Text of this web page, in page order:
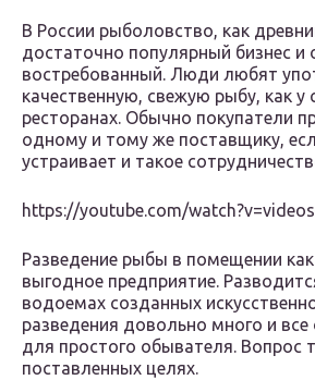
В России рыболовство, как
достаточно популярный бизнес и
востребованный. Люди любят
качественную, свежую рыбу, как у
ресторанах. Обычно покупатели
одному и тому же поставщику,
устраивает и такое
https://youtube.com/
Разведение рыбы в помещении
выгодное предприятие.
водоемах созданных
разведения довольно много и
для простого обывателя. Вопрос
поставленных целях.